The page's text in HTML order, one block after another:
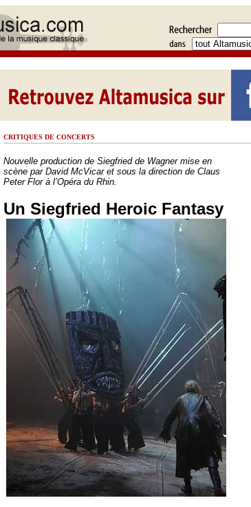
CRITIQUES DE CONCERTS
Nouvelle production de Siegfried de Wagner mise en
scène par David McVicar et sous la direction de Claus
Peter Flor à l’Opéra du Rhin.
Un Siegfried Heroic Fantasy